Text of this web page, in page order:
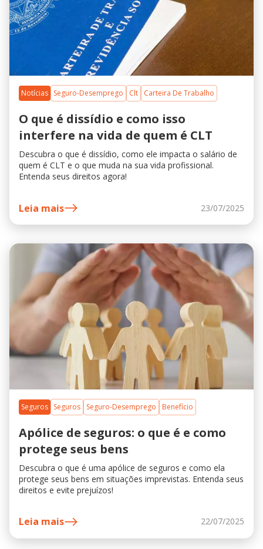
Notícias Seguro-Desemprego Clt Carteira De Trabalho
O que é dissídio e como isso
interfere na vida de quem é CLT
Descubra o que é dissídio, como ele impacta o salário de
quem é CLT e o que muda na sua vida profissional.
Entenda seus direitos agora!
Leia mais 23/07/2025
Seguros Seguros Seguro-Desemprego Benefício
Apólice de seguros: o que é e como
protege seus bens
Descubra o que é uma apólice de seguros e como ela
protege seus bens em situações imprevistas. Entenda seus
direitos e evite prejuízos!
Leia mais 22/07/2025